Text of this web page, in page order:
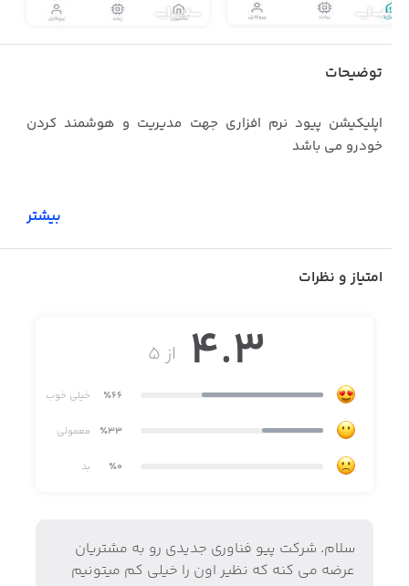
توضیحات
اپلیکیشن پیود نرم افزاری جهت مدیریت و هوشمند کردن
خودرو می باشد
بیشتر
امتیاز و نظرات
از ۵ 4.3
٪66 خیلی خوب
٪33 معمولی
٪0 بد
سلام. شرکت پیو فناوری جدیدی رو به مشتریان
عرضه می کنه که نظیر اون را خیلی کم میتونیم